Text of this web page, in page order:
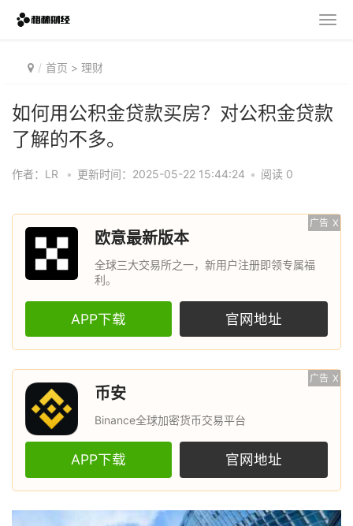
首页 > 理财
如何用公积金贷款买房？对公积金贷款
了解的不多。
作者：LR • 更新时间：2025-05-22 15:44:24 • 阅读 0
广告 X
欧意最新版本
全球三大交易所之一，新用户注册即领专属福
利。
APP下载 官网地址
广告 X
币安
Binance全球加密货币交易平台
APP下载 官网地址